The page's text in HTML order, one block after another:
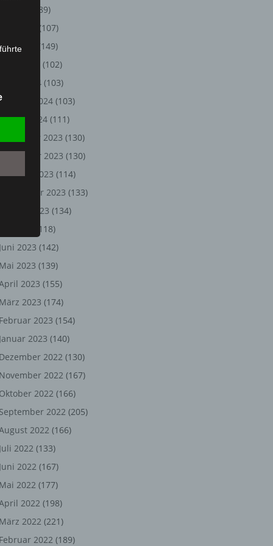
(89)
(107)
Mai 2024
(149)
(102)
März 2024 (103)
2024 (103)
2024 (111)
Dezember 2023 (130)
November 2023 (130)
2023 (114)
September 2023 (133)
August 2023 (134)
(118)
Juni 2023 (142)
Mai 2023 (139)
2023 (155)
März 2023 (174)
Februar 2023 (154)
Januar 2023 (140)
Dezember 2022 (130)
November 2022 (167)
Oktober 2022 (166)
September 2022 (205)
2022 (166)
Juli 2022 (133)
Juni 2022 (167)
Mai 2022 (177)
2022 (198)
März 2022 (221)
Februar 2022 (189)
oder